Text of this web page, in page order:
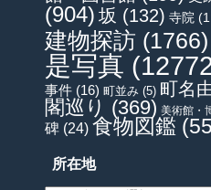
(904) 坂 (132) 寺院
建物探訪 (1766)
是写真
事件 (16) 町並み (5) 町名
閣巡り (369) 美術館・
碑 (24) 食物図鑑
所在地